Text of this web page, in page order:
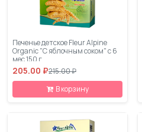
Печенье детское Fleur Alpine
Organic "С яблочным соком" с 6
мес 150 г
205.00 ₽215.00 ₽
В корзину